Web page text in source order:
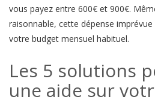
vous payez entre 600€ et 900€.
raisonnable, cette dépense
votre budget mensuel habituel.
Les 5 solutions
une aide sur